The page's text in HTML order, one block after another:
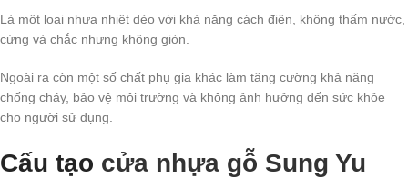
Là một loại nhựa nhiệt dẻo với khả năng cách điện, không thấm nước,
cứng và chắc nhưng không giòn.
Ngoài ra còn một số chất phụ gia khác làm tăng cường khả năng
chống cháy, bảo vệ môi trường và không ảnh hưởng đến sức khỏe
cho người sử dụng.
Cấu tạo cửa nhựa gỗ Sung Yu